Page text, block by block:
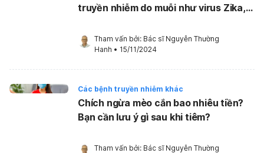
truyền nhiễm do muỗi như virus Zika,
phòng ngừa!
Tham vấn bởi: Bác sĩ Nguyễn Thường
Hanh • 15/11/2024
Các bệnh truyền nhiễm khác
Chích ngừa mèo cắn bao nhiêu tiền?
Bạn cần lưu ý gì sau khi tiêm?
Tham vấn bởi: Bác sĩ Nguyễn Thường